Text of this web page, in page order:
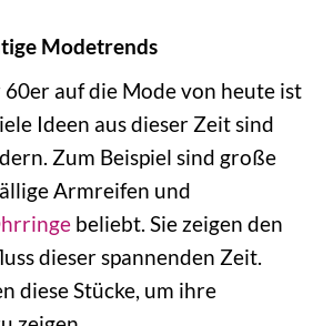
Modetrends
60er auf die Mode von heute ist
Ideen aus dieser Zeit sind
Zum Beispiel sind große
Armreifen und
beliebt. Sie zeigen den
dieser spannenden Zeit.
diese Stücke, um ihre